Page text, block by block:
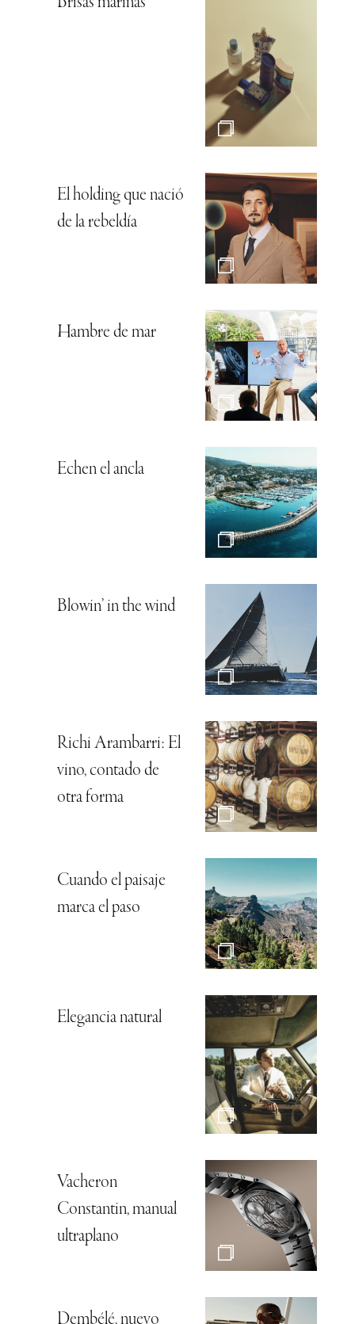
El holding que nació
de la rebeldía
Hambre de mar
Echen el ancla
Blowin’ in the wind
Richi Arambarri: El
vino, contado de
otra forma
Cuando el paisaje
marca el paso
Elegancia natural
Vacheron
Constantin, manual
ultraplano
Dembélé, nuevo